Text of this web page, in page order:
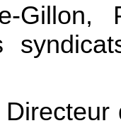
Gillon,